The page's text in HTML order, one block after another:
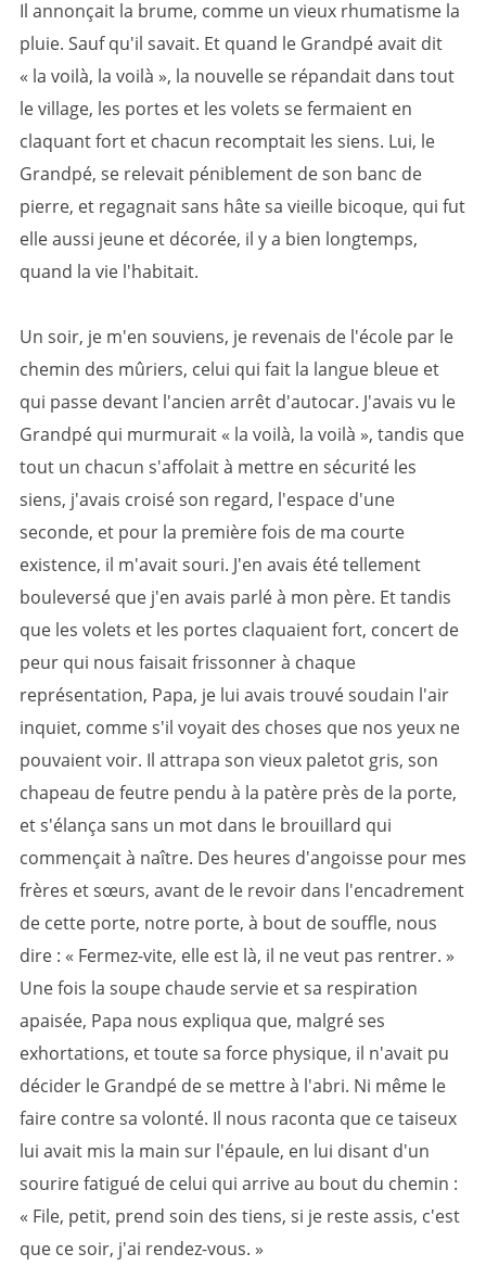
Il annonçait la brume, comme un vieux rhumatisme la
pluie. Sauf qu'il savait. Et quand le Grandpé avait dit
« la voilà, la voilà », la nouvelle se répandait dans tout
le village, les portes et les volets se fermaient en
claquant fort et chacun recomptait les siens. Lui, le
Grandpé, se relevait péniblement de son banc de
pierre, et regagnait sans hâte sa vieille bicoque, qui fut
elle aussi jeune et décorée, il y a bien longtemps,
quand la vie l'habitait.
Un soir, je m'en souviens, je revenais de l'école par le
chemin des mûriers, celui qui fait la langue bleue et
qui passe devant l'ancien arrêt d'autocar. J'avais vu le
Grandpé qui murmurait « la voilà, la voilà », tandis que
tout un chacun s'affolait à mettre en sécurité les
siens, j'avais croisé son regard, l'espace d'une
seconde, et pour la première fois de ma courte
existence, il m'avait souri. J'en avais été tellement
bouleversé que j'en avais parlé à mon père. Et tandis
que les volets et les portes claquaient fort, concert de
peur qui nous faisait frissonner à chaque
représentation, Papa, je lui avais trouvé soudain l'air
inquiet, comme s'il voyait des choses que nos yeux ne
pouvaient voir. Il attrapa son vieux paletot gris, son
chapeau de feutre pendu à la patère près de la porte,
et s'élança sans un mot dans le brouillard qui
commençait à naître. Des heures d'angoisse pour mes
frères et sœurs, avant de le revoir dans l'encadrement
de cette porte, notre porte, à bout de souffle, nous
dire : « Fermez-vite, elle est là, il ne veut pas rentrer. »
Une fois la soupe chaude servie et sa respiration
apaisée, Papa nous expliqua que, malgré ses
exhortations, et toute sa force physique, il n'avait pu
décider le Grandpé de se mettre à l'abri. Ni même le
faire contre sa volonté. Il nous raconta que ce taiseux
lui avait mis la main sur l'épaule, en lui disant d'un
sourire fatigué de celui qui arrive au bout du chemin :
« File, petit, prend soin des tiens, si je reste assis, c'est
que ce soir, j'ai rendez-vous. »